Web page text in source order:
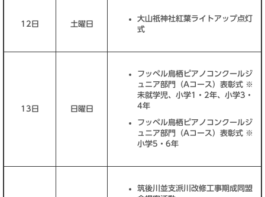
12日 土曜日
大山祇神社紅葉ライトアップ点灯
式
13日 日曜日
フッペル鳥栖ピアノコンクールジ
ュニア部門（Aコース）表彰式 ※
未就学児、小学1・2年、小学3・
4年
フッペル鳥栖ピアノコンクールジ
ュニア部門（Aコース）表彰式 ※
小学5・6年
筑後川並支派川改修工事期成同盟